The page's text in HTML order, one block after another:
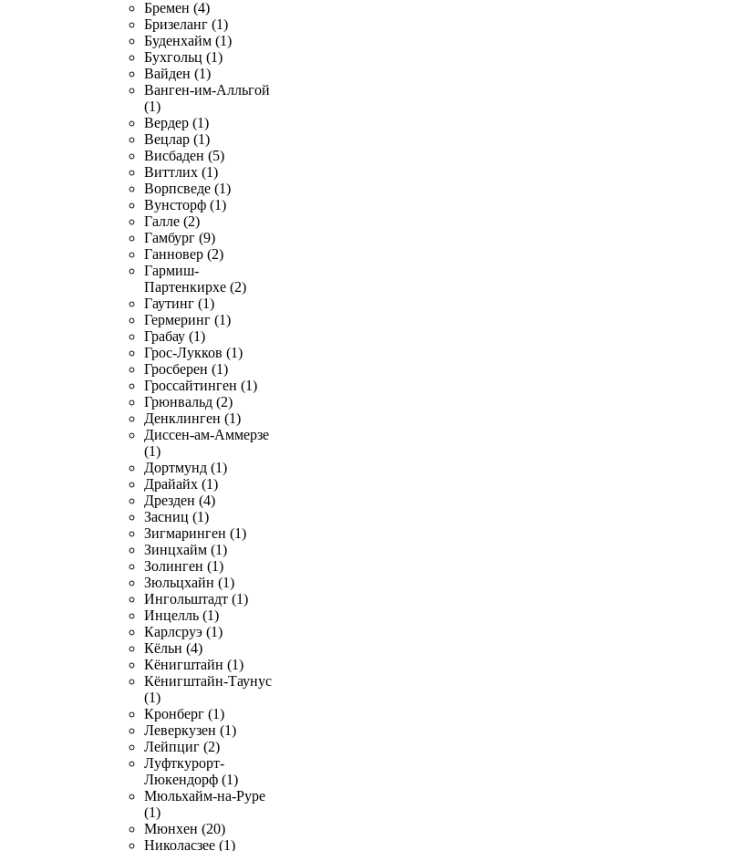
Бремен (4)
Бризеланг (1)
Буденхайм (1)
Бухгольц (1)
Вайден (1)
Ванген-им-Алльгой
(1)
Вердер (1)
Вецлар (1)
Висбаден (5)
Виттлих (1)
Ворпсведе (1)
Вунсторф (1)
Галле (2)
Гамбург (9)
Ганновер (2)
Гармиш-
Партенкирхе (2)
Гаутинг (1)
Гермеринг (1)
Грабау (1)
Грос-Лукков (1)
Гросберен (1)
Гроссайтинген (1)
Грюнвальд (2)
Денклинген (1)
Диссен-ам-Аммерзе
(1)
Дортмунд (1)
Драйайх (1)
Дрезден (4)
Засниц (1)
Зигмаринген (1)
Зинцхайм (1)
Золинген (1)
Зюльцхайн (1)
Ингольштадт (1)
Инцелль (1)
Карлсруэ (1)
Кёльн (4)
Кёнигштайн (1)
Кёнигштайн-Таунус
(1)
Кронберг (1)
Леверкузен (1)
Лейпциг (2)
Луфткурорт-
Люкендорф (1)
Мюльхайм-на-Руре
(1)
Мюнхен (20)
Николасзее (1)